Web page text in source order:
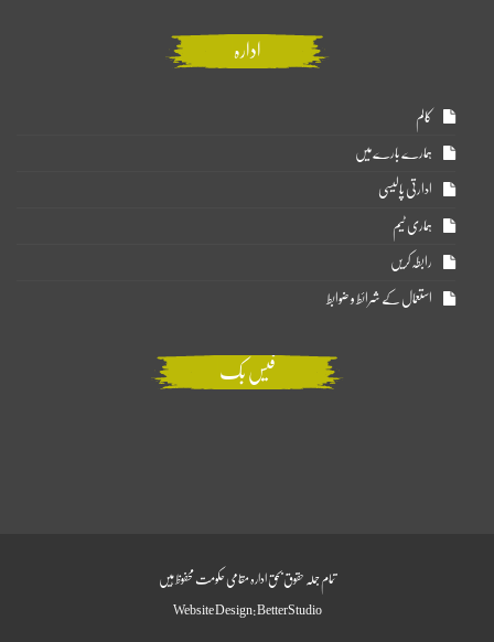
ادارہ
کالم
ہمارے بارے میں
ادارتی پالیسی
ہماری ٹیم
رابطہ کریں
استعمال کے شرائط و ضوابط
فیس بک
تمام جملہ حقوق بحق ادارہ مقامی حکومت محفوظ ہیں
Website Design: BetterStudio